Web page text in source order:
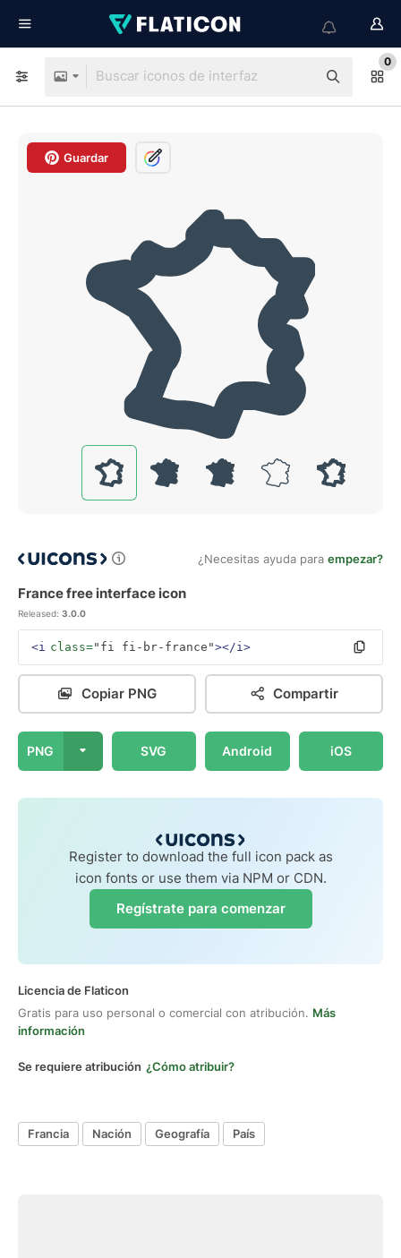
0
Guardar
¿Necesitas ayuda para empezar?
France free interface icon
Released: 3.0.0
<i class="fi fi-br-france"></i>
Copiar PNG Compartir
PNG SVG Android iOS
Register to download the full icon pack as
icon fonts or use them via NPM or CDN.
Regístrate para comenzar
Licencia de Flaticon
Gratis para uso personal o comercial con atribución. Más
información
Se requiere atribución ¿Cómo atribuir?
Francia Nación Geografía País